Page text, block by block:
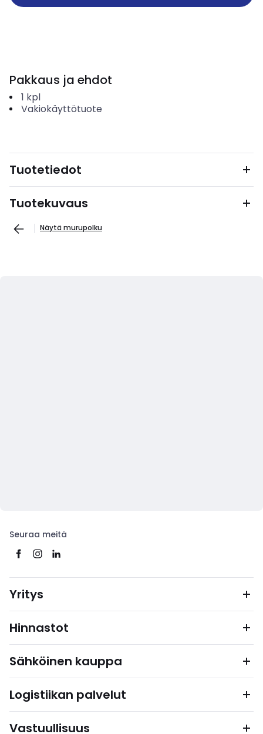
Pakkaus ja ehdot
1 kpl
Vakiokäyttötuote
Tuotetiedot
Tuotekuvaus
Näytä murupolku
Seuraa meitä
Yritys
Hinnastot
Sähköinen kauppa
Logistiikan palvelut
Vastuullisuus